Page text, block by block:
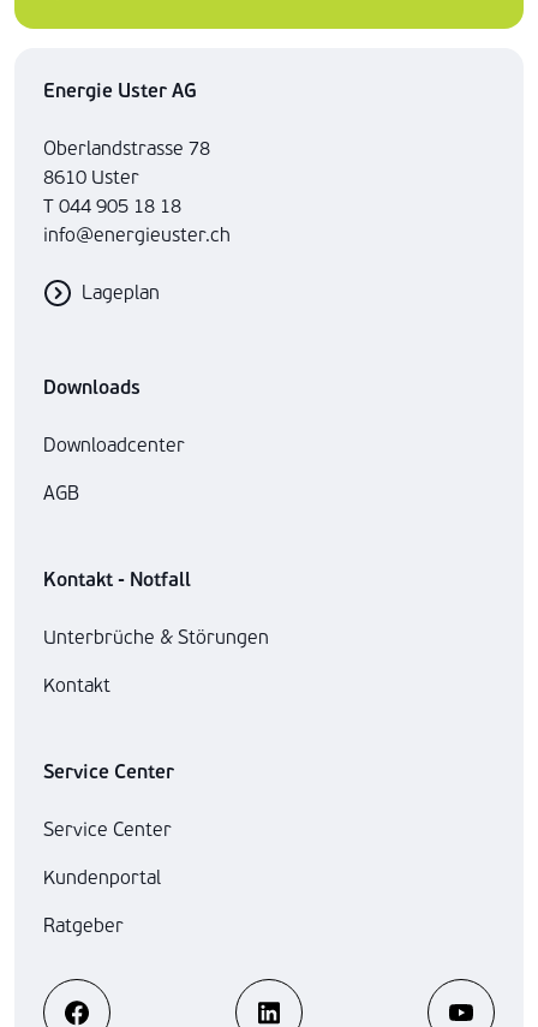
Energie Uster AG
Oberlandstrasse 78
8610 Uster
T 044 905 18 18
info@energieuster.ch
Lageplan
Downloads
Downloadcenter
AGB
Kontakt - Notfall
Unterbrüche & Störungen
Kontakt
Service Center
Service Center
Kundenportal
Ratgeber